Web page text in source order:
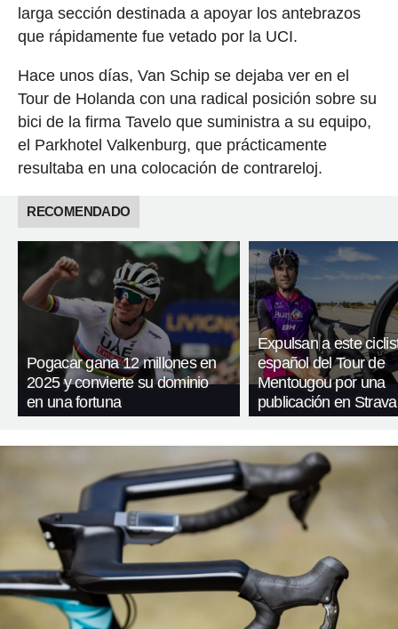
larga sección destinada a apoyar los antebrazos
que rápidamente fue vetado por la UCI.
Hace unos días, Van Schip se dejaba ver en el
Tour de Holanda con una radical posición sobre su
bici de la firma Tavelo que suministra a su equipo,
el Parkhotel Valkenburg, que prácticamente
resultaba en una colocación de contrareloj.
RECOMENDADO
Pogacar gana 12 millones en
2025 y convierte su dominio
en una fortuna
Expulsan a este
español del Tour de
Mentougou por una
publicación en Strava